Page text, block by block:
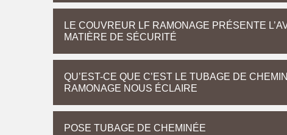
LE COUVREUR LF RAMONAGE PRÉSENTE
MATIÈRE DE SÉCURITÉ
QU’EST-CE QUE C’EST LE TUBAGE DE
RAMONAGE NOUS ÉCLAIRE
POSE TUBAGE DE CHEMINÉE